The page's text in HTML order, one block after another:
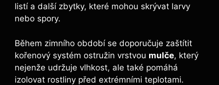
listí a další zbytky, které mohou skrývat larvy
nebo spory.
Během zimního období se doporučuje zaštítit
kořenový systém ostružin vrstvou mulče, který
nejenže udržuje vlhkost, ale také pomáhá
izolovat rostliny před extrémními teplotami.